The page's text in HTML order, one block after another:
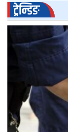
ट्रेन्डिङ